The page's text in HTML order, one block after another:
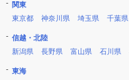
関東
東京都
神奈川県 埼玉県 千葉県
信越・北陸
新潟県
長野県 富山県 石川県
東海